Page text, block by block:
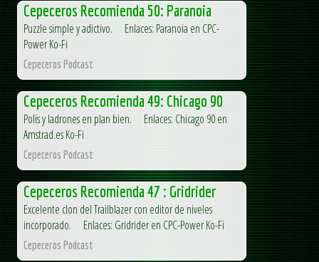
Cepeceros Recomienda 50: Paranoia
Puzzle simple y adictivo. Enlaces: Paranoia en CPC-
Power Ko-Fi
Cepeceros Podcast
Cepeceros Recomienda 49: Chicago 90
Polis y ladrones en plan bien. Enlaces: Chicago 90 en
Amstrad.es Ko-Fi
Cepeceros Podcast
Cepeceros Recomienda 47 : Gridrider
Excelente clon del Trailblazer con editor de niveles
incorporado. Enlaces: Gridrider en CPC-Power Ko-Fi
Cepeceros Podcast